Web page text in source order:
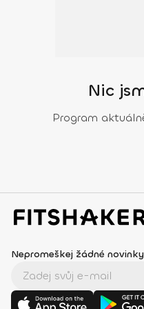
Nic
Program
Nepromeškej žádné